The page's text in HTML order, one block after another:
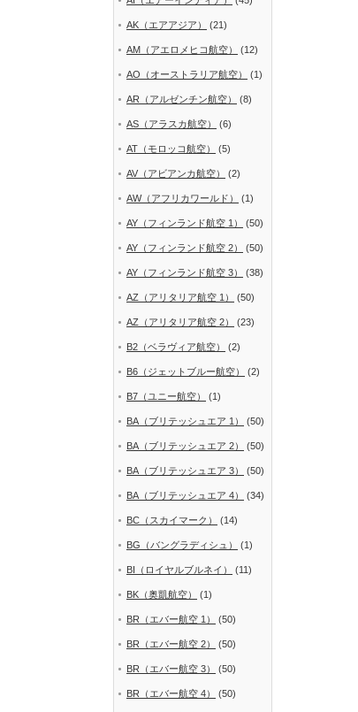
AK（エアアジア） (21)
AM（アエロメヒコ航空） (12)
AO（オーストラリア航空） (1)
AR（アルゼンチン航空） (8)
AS（アラスカ航空） (6)
AT（モロッコ航空） (5)
AV（アビアンカ航空） (2)
AW（アフリカワールド） (1)
AY（フィンランド航空 1） (50)
AY（フィンランド航空 2） (50)
AY（フィンランド航空 3） (38)
AZ（アリタリア航空 1） (50)
AZ（アリタリア航空 2） (23)
B2（ベラヴィア航空） (2)
B6（ジェットブルー航空） (2)
B7（ユニー航空） (1)
BA（ブリテッシュエア 1） (50)
BA（ブリテッシュエア 2） (50)
BA（ブリテッシュエア 3） (50)
BA（ブリテッシュエア 4） (34)
BC（スカイマーク） (14)
BG（バングラディシュ） (1)
BI（ロイヤルブルネイ） (11)
BK（奥凱航空） (1)
BR（エバー航空 1） (50)
BR（エバー航空 2） (50)
BR（エバー航空 3） (50)
BR（エバー航空 4） (50)